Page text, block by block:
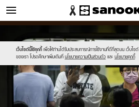
ข่าว
เว็บไซต์นี้ใช้คุกกี้ เพื่อให้ท่านได้รับประสบการณ์การใช้งานที่ดีที่สุดบน เว็บไซต์
ของเรา โปรดศึกษาเพิ่มเติมที่ นโยบายความเป็นส่วนตัว และ นโยบายคุกกี้
new-
sanook.png
transport-
fare.jpg